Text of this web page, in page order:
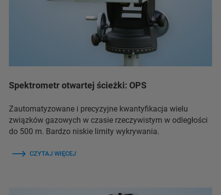
Spektrometr otwartej ścieżki: OPS
Zautomatyzowane i precyzyjne kwantyfikacja wielu
związków gazowych w czasie rzeczywistym w odległości
do 500 m. Bardzo niskie limity wykrywania.
CZYTAJ WIĘCEJ